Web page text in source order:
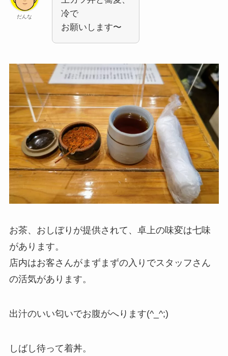
だんな
冷で
お願いします〜
お茶、おしぼりが提供されて、卓上の味変は七味
があります。
店内はお客さんがまずまずの入りでスタッフさん
の活気があります。
出汁のいい匂いでお腹がへります(^_^;)
しばし待って着丼。